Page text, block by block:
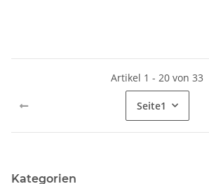
Artikel 1 - 20 von 33
Seite1
Kategorien